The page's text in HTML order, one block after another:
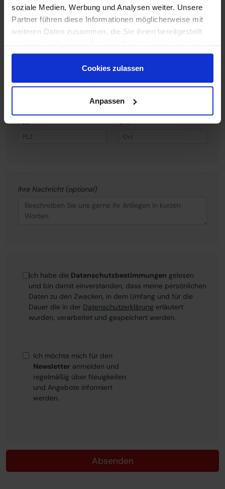
soziale Medien, Werbung und Analysen weiter. Unsere
Partner führen diese Informationen möglicherweise mit
weiteren Daten zusammen, die Sie ihnen bereitgestellt
gesammelt haben.
Cookies zulassen
Anpassen
E-Mail Adresse* Telefonnummer
Straße Hausnummer
PLZ Ort
Ihre Nachricht (optional)
Ich habe die Datenschutzbestimmungen gelesen
und bin damit einverstanden, dass meine persönlichen
Daten zu den Zwecken, in dem Umfang und für die
Dauer die in der Datenschutzerklärung erläutert
wurden, verarbeitet und gespeichert werden.
Ich möchte mich für den
Newsletter anmelden und
regelmäßig über Neuigkeiten
und Angebote informiert
werden.
Absenden